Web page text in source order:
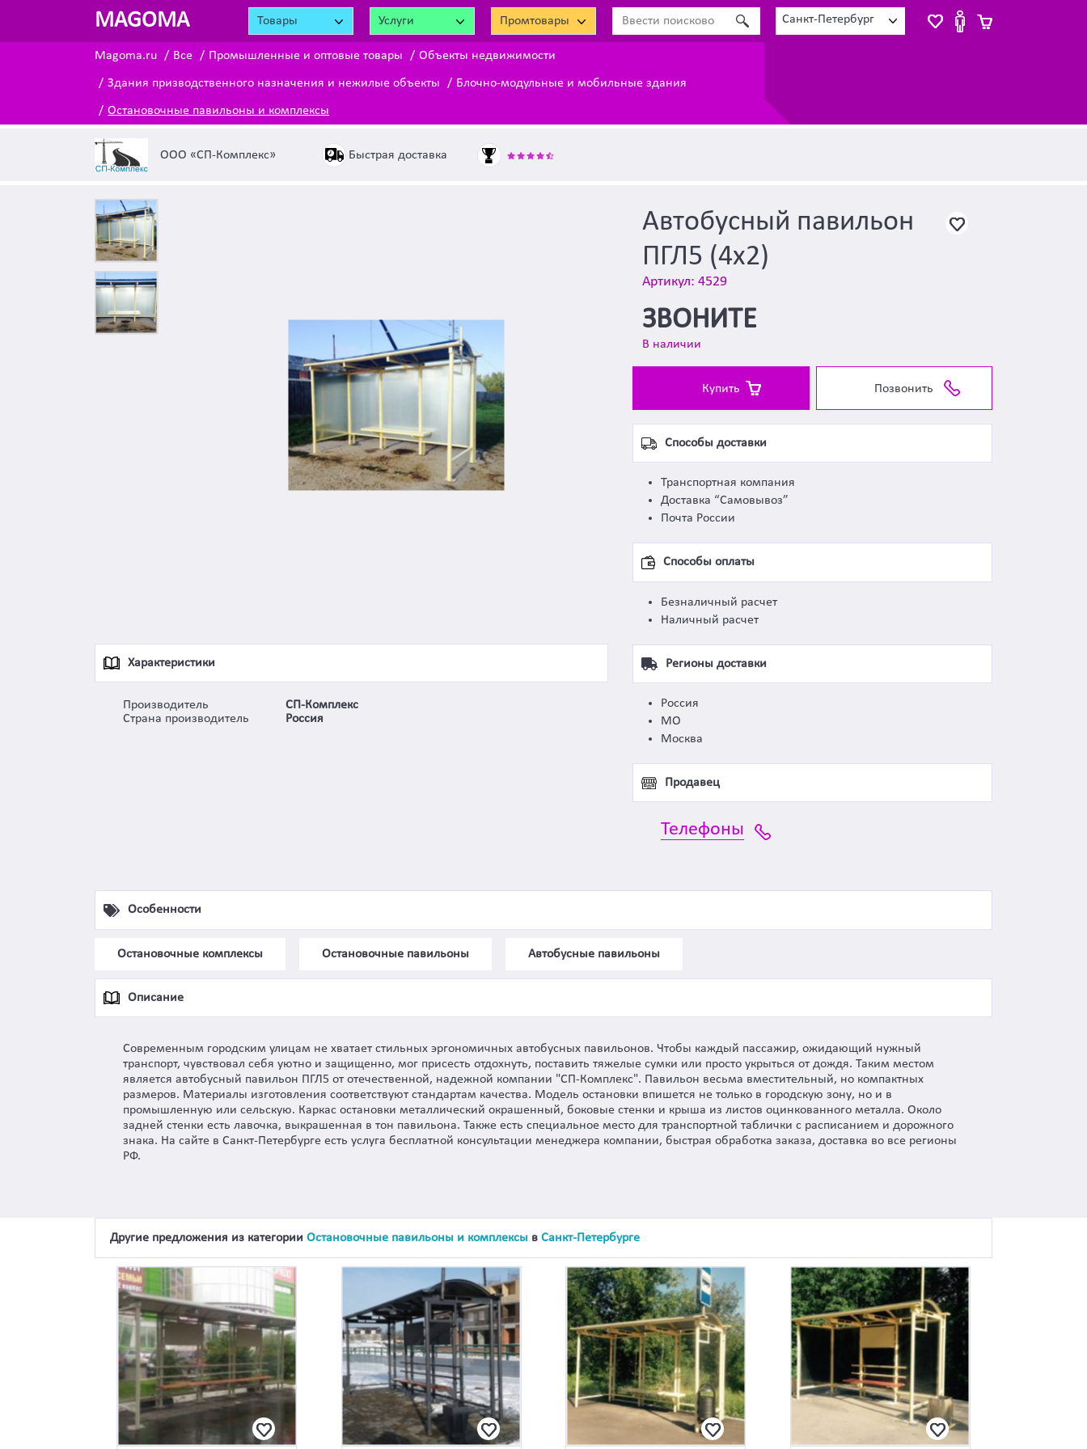
MAGOMA Товары Услуги Промтовары Санкт-Петербург
Magoma.ru Все Промышленные и оптовые товары Объекты недвижимости
Здания призводственного назначения и нежилые объекты Блочно-модульные и мобильные здания
Остановочные павильоны и комплексы
ООО «СП-Комплекс» Быстрая доставка
Характеристики
Производитель
СП-Комплекс
Страна производитель
Россия
Автобусный павильон
ПГЛ5 (4х2)
Артикул: 4529
ЗВОНИТЕ
В наличии
Купить Позвонить
Способы доставки
Транспортная компания
Доставка “Самовывоз”
Почта России
Способы оплаты
Безналичный расчет
Наличный расчет
Регионы доставки
Россия
МО
Москва
Продавец
Телефоны
Особенности
Остановочные комплексы Остановочные павильоны Автобусные павильоны
Описание
Современным городским улицам не хватает стильных эргономичных автобусных павильонов. Чтобы каждый пассажир, ожидающий нужный
транспорт, чувствовал себя уютно и защищенно, мог присесть отдохнуть, поставить тяжелые сумки или просто укрыться от дождя. Таким местом
является автобусный павильон ПГЛ5 от отечественной, надежной компании "СП-Комплекc". Павильон весьма вместительный, но компактных
размеров. Материалы изготовления соответствуют стандартам качества. Модель остановки впишется не только в городскую зону, но и в
промышленную или сельскую. Каркас остановки металлический окрашенный, боковые стенки и крыша из листов оцинкованного металла. Около
задней стенки есть лавочка, выкрашенная в тон павильона. Также есть специальное место для транспортной таблички с расписанием и дорожного
знака. На сайте в Санкт-Петербурге есть услуга бесплатной консультации менеджера компании, быстрая обработка заказа, доставка во все регионы
РФ.
Другие предложения из категории Остановочные павильоны и комплексы в Санкт-Петербурге